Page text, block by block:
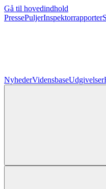
Gå til hovedindhold
PressePuljerInspektorrapporter
NyhederVidensbaseUdgivelser